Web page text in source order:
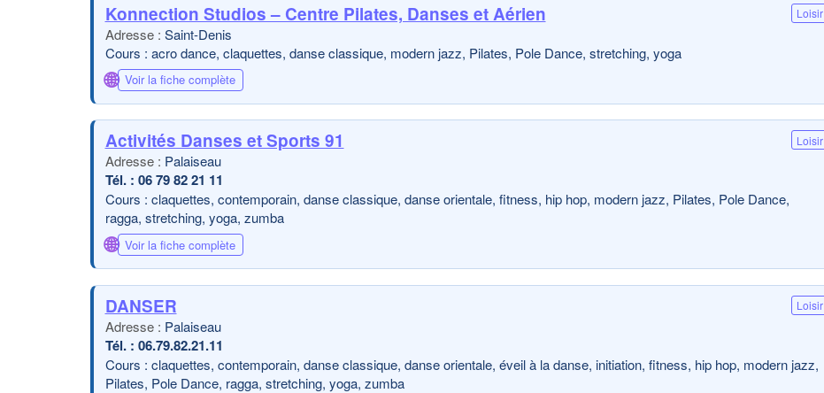
Konnection Studios – Centre Pilates, Danses et Aérien Loisir
Saint-Denis
Cours : acro dance, claquettes, danse classique, modern jazz, Pilates, Pole Dance, stretching, yoga
🌐 Voir la fiche complète
Activités Danses et Sports 91 Loisir
Palaiseau
06 79 82 21 11
Cours : claquettes, contemporain, danse classique, danse orientale, fitness, hip hop, modern jazz, Pilates, Pole Dance,
ragga, stretching, yoga, zumba
🌐 Voir la fiche complète
​DANSER Loisir
Palaiseau
06.79.82.21.11
Cours : claquettes, contemporain, danse classique, danse orientale, éveil à la danse, initiation, fitness, hip hop, modern jazz,
Pilates, Pole Dance, ragga, stretching, yoga, zumba